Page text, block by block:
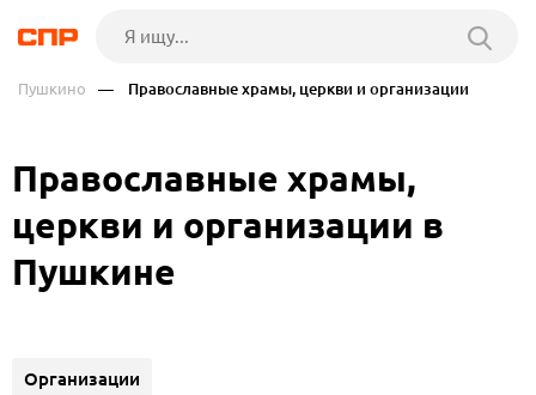
Пушкино — Православные храмы, церкви и организации
Православные храмы,
церкви и организации в
Пушкине
Организации